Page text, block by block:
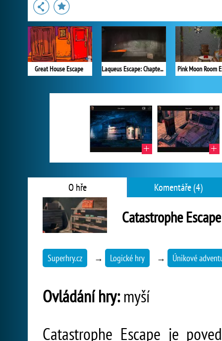
Great House Escape Laqueus Escape: Chapter 1 Pink Moon Room
O hře Komentáře (4)
Catastrophe Escape
Superhry.cz → Logické hry → Únikové
Ovládání hry:myší
Catastrophe Escape je